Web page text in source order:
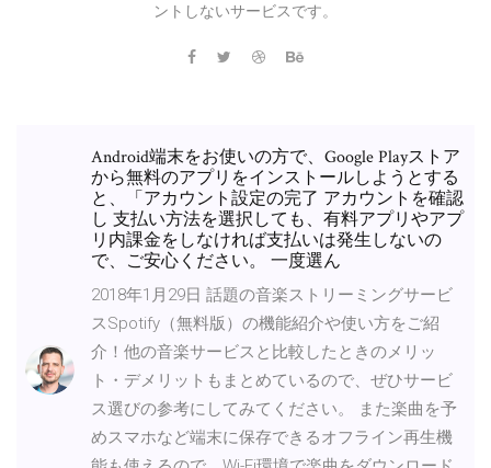
ントしないサービスです。
Android端末をお使いの方で、Google Playストア
から無料のアプリをインストールしようとする
と、「アカウント設定の完了 アカウントを確認
し 支払い方法を選択しても、有料アプリやアプ
リ内課金をしなければ支払いは発生しないの
で、ご安心ください。 一度選ん
2018年1月29日 話題の音楽ストリーミングサービ
スSpotify（無料版）の機能紹介や使い方をご紹
介！他の音楽サービスと比較したときのメリッ
ト・デメリットもまとめているので、ぜひサービ
ス選びの参考にしてみてください。 また楽曲を予
めスマホなど端末に保存できるオフライン再生機